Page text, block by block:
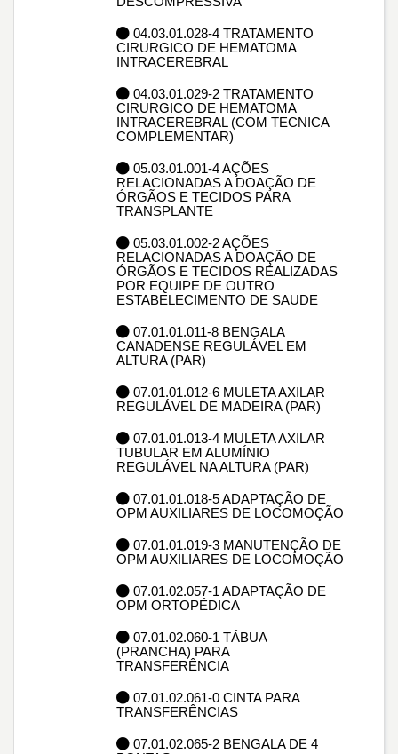
04.03.01.028-4 TRATAMENTO
CIRURGICO DE HEMATOMA
INTRACEREBRAL
04.03.01.029-2 TRATAMENTO
CIRURGICO DE HEMATOMA
INTRACEREBRAL (COM TECNICA
COMPLEMENTAR)
05.03.01.001-4 AÇÕES
RELACIONADAS A DOAÇÃO DE
ÓRGÃOS E TECIDOS PARA
TRANSPLANTE
05.03.01.002-2 AÇÕES
RELACIONADAS A DOAÇÃO DE
ÓRGÃOS E TECIDOS REALIZADAS
POR EQUIPE DE OUTRO
ESTABELECIMENTO DE SAUDE
07.01.01.011-8 BENGALA
CANADENSE REGULÁVEL EM
ALTURA (PAR)
07.01.01.012-6 MULETA AXILAR
REGULÁVEL DE MADEIRA (PAR)
07.01.01.013-4 MULETA AXILAR
TUBULAR EM ALUMÍNIO
REGULÁVEL NA ALTURA (PAR)
07.01.01.018-5 ADAPTAÇÃO DE
OPM AUXILIARES DE LOCOMOÇÃO
07.01.01.019-3 MANUTENÇÃO DE
OPM AUXILIARES DE LOCOMOÇÃO
07.01.02.057-1 ADAPTAÇÃO DE
OPM ORTOPÉDICA
07.01.02.060-1 TÁBUA
(PRANCHA) PARA
TRANSFERÊNCIA
07.01.02.061-0 CINTA PARA
TRANSFERÊNCIAS
07.01.02.065-2 BENGALA DE 4